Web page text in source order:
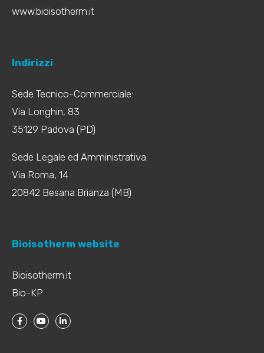
www.bioisotherm.it
Indirizzi
Sede Tecnico-Commerciale:
Via Longhin, 83
35129 Padova (PD)
Sede Legale ed Amministrativa:
Via Roma, 14
20842 Besana Brianza (MB)
Bioisotherm website
Bioisotherm.it
Bio-KP